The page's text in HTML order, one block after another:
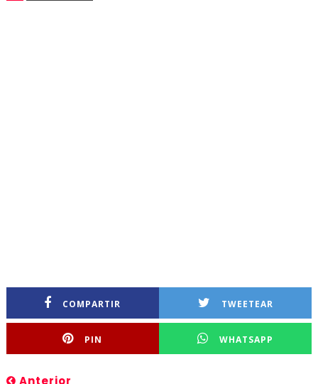
COMPARTIR TWEETEAR
PIN WHATSAPP
Anterior